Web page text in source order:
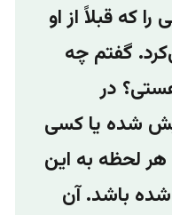
که قبلاً از او
گفتم چه
در
شده یا کسی
لحظه به این
باشد. آن